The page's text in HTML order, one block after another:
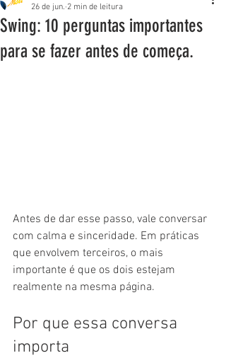
Swing: 10 perguntas importantes
para se fazer antes de começa.
26 de jun. 2 min de leitura
Antes de dar esse passo, vale conversar
com calma e sinceridade. Em práticas
que envolvem terceiros, o mais
importante é que os dois estejam
realmente na mesma página.
Por que essa conversa
importa